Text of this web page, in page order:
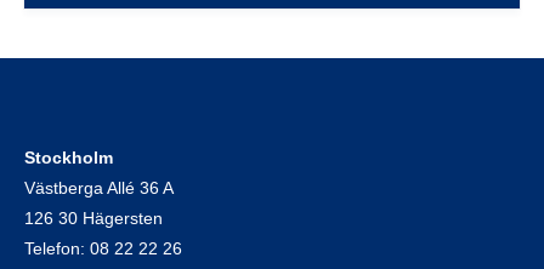
Stockholm
Västberga Allé 36 A
126 30 Hägersten
Telefon: 08 22 22 26